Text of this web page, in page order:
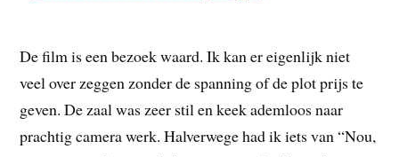
De film is een bezoek waard. Ik kan er eigenlijk niet
veel over zeggen zonder de spanning of de plot prijs te
geven. De zaal was zeer stil en keek ademloos naar
prachtig camera werk. Halverwege had ik iets van “Nou,